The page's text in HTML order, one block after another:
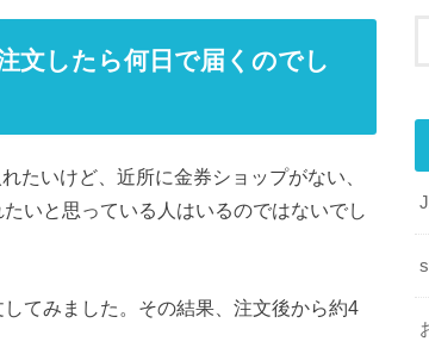
文したら何日で届くのでし
たいけど、近所に金券ショップがない、
いと思っている人はいるのではないでし
てみました。その結果、注文後から約4